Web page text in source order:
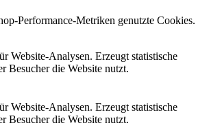
Performance-Metriken genutzte Cookies.
Website-Analysen. Erzeugt statistische
Besucher die Website nutzt.
Website-Analysen. Erzeugt statistische
Besucher die Website nutzt.